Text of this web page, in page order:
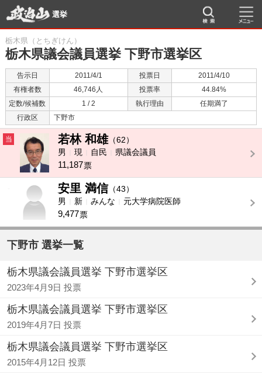
選挙
栃木県（とちぎけん）
栃木県議会議員選挙 下野市選挙区
告示日 2011/4/1 投票日
2011/4/10
有権者数
46,746人 投票率
44.84%
定数/候補数
1 / 2 執行理由
任期満了
行政区
下野市
当 若林 和雄（62）
男
現 自民 県議会議員
11,187票
安里 満信 （43）
男
新 みんな 元大学病院医師
9,477票
下野市 選挙一覧
栃木県議会議員選挙 下野市選挙区
2023年4月9日 投票
栃木県議会議員選挙 下野市選挙区
2019年4月7日 投票
栃木県議会議員選挙 下野市選挙区
2015年4月12日 投票